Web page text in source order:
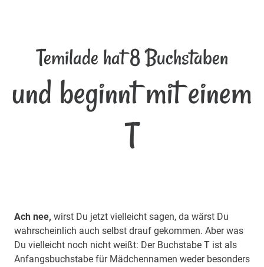
Temilade hat 8 Buchstaben
und beginnt mit einem
T
Ach nee, wirst Du jetzt vielleicht sagen, da wärst Du
wahrscheinlich auch selbst drauf gekommen. Aber was
Du vielleicht noch nicht weißt: Der Buchstabe T ist als
Anfangsbuchstabe für Mädchennamen weder besonders